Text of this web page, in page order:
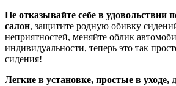
Не отказывайте себе в удовольствии
салон, защитите родную обивку
неприятностей, меняйте облик
индивидуальности, теперь это так
сидения!
Легкие в установке, простые в уходе,